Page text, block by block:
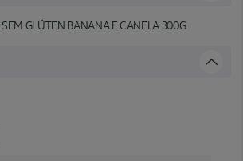
GLÚTEN BANANA E CANELA 300G